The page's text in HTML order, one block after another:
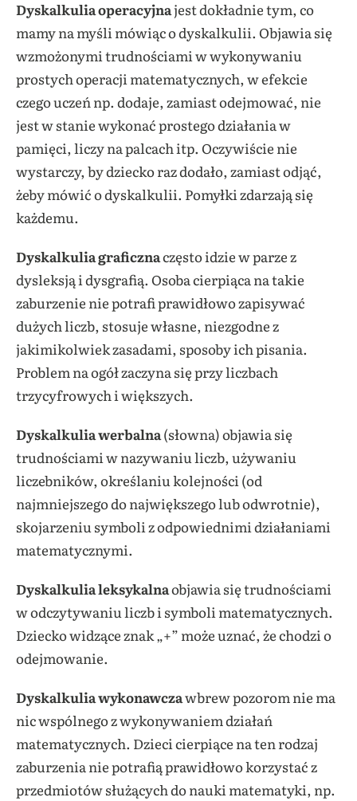
Dyskalkulia operacyjnajest dokładnie tym, co
mamy na myśli mówiąc o dyskalkulii. Objawia się
wzmożonymi trudnościami w wykonywaniu
prostych operacji matematycznych, w efekcie
czego uczeń np. dodaje, zamiast odejmować, nie
jest w stanie wykonać prostego działania w
pamięci, liczy na palcach itp. Oczywiście nie
wystarczy, by dziecko raz dodało, zamiast odjąć,
żeby mówić o dyskalkulii. Pomyłki zdarzają się
każdemu.
Dyskalkulia graficznaczęsto idzie w parze z
dysleksją i dysgrafią. Osoba cierpiąca na takie
zaburzenie nie potrafi prawidłowo zapisywać
dużych liczb, stosuje własne, niezgodne z
jakimikolwiek zasadami, sposoby ich pisania.
Problem na ogół zaczyna się przy liczbach
trzycyfrowych i większych.
Dyskalkulia werbalna(słowna) objawia się
trudnościami w nazywaniu liczb, używaniu
liczebników, określaniu kolejności (od
najmniejszego do największego lub odwrotnie),
skojarzeniu symboli z odpowiednimi działaniami
matematycznymi.
Dyskalkulia leksykalnaobjawia się trudnościami
w odczytywaniu liczb i symboli matematycznych.
Dziecko widzące znak „+” może uznać, że chodzi o
odejmowanie.
Dyskalkulia wykonawczawbrew pozorom nie ma
nic wspólnego z wykonywaniem działań
matematycznych. Dzieci cierpiące na ten rodzaj
zaburzenia nie potrafią prawidłowo korzystać z
przedmiotów służących do nauki matematyki, np.